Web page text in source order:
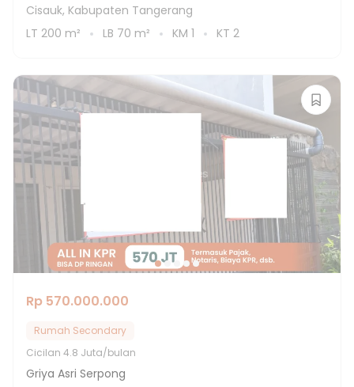
Cisauk, Kabupaten Tangerang
LT 200 m² LB 70 m² KM 1 KT 2
Rp 570.000.000
Rumah Secondary
Cicilan 4.8 Juta/bulan
Griya Asri Serpong